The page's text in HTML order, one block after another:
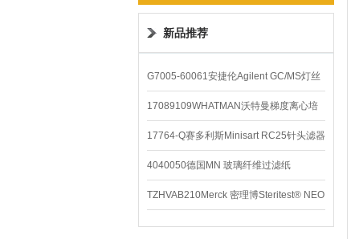
新品推荐
G7005-60061安捷伦Agilent GC/MS灯丝
配件
17089109WHATMAN沃特曼梯度离心培
养基
17764-Q赛多利斯Minisart RC25针头滤器
4040050德国MN 玻璃纤维过滤纸
TZHVAB210Merck 密理博Steritest® NEO
设备